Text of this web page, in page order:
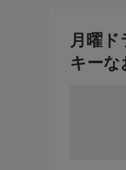
月曜
キーな